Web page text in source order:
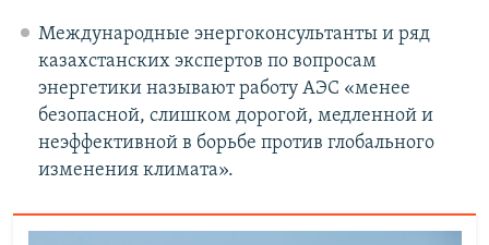
Международные энергоконсультанты и ряд
казахстанских экспертов по вопросам
энергетики называют работу АЭС «менее
безопасной, слишком дорогой, медленной и
неэффективной в борьбе против глобального
изменения климата».